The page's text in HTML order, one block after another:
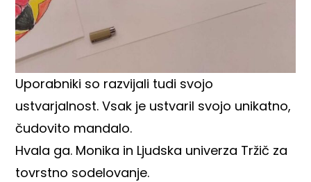
Uporabniki so razvijali tudi svojo
ustvarjalnost. Vsak je ustvaril svojo unikatno,
čudovito mandalo.
Hvala ga. Monika in Ljudska univerza Tržič za
tovrstno sodelovanje.